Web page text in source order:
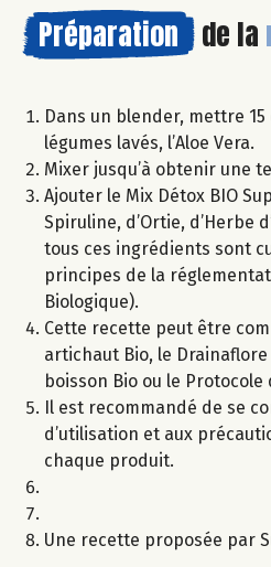
Préparation de la
Dans un blender, mettre 15
légumes lavés, l’Aloe Vera.
Mixer jusqu’à obtenir une
Ajouter le Mix Détox BIO
Spiruline, d’Ortie, d’Herbe
tous ces ingrédients sont
principes de la
Biologique).
Cette recette peut être
artichaut Bio, le
boisson Bio ou le
Il est recommandé de se
d’utilisation et aux
chaque produit.
Une recette proposée par